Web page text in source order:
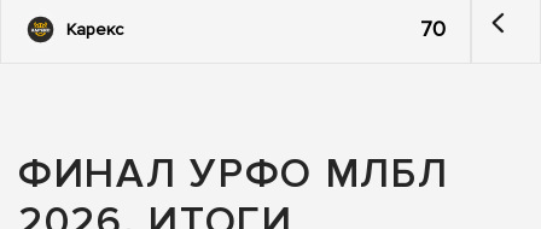
Карекс 70
ФИНАЛ УРФО МЛБЛ